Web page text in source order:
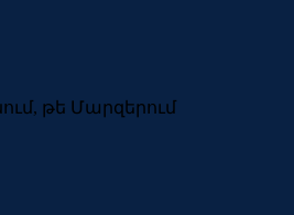
թե Մարզերում